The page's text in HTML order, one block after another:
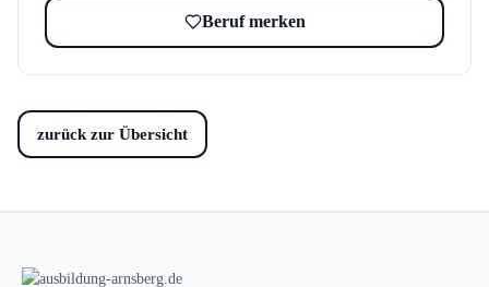
Beruf merken
zurück zur Übersicht